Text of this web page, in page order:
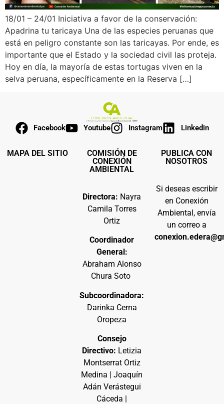
18/01 – 24/01 Iniciativa a favor de la conservación:
Apadrina tu taricaya Una de las especies peruanas que
está en peligro constante son las taricayas. Por ende, es
importante que el Estado y la sociedad civil las proteja.
Hoy en día, la mayoría de estas tortugas viven en la
selva peruana, específicamente en la Reserva […]
Facebook Youtube Instagram Linkedin
MAPA DEL SITIO
COMISIÓN DE
CONEXIÓN
AMBIENTAL
Directora: Nayra
Camila Torres
Ortiz
Coordinador
General:
Abraham Alonso
Chura Soto
Subcoordinadora:
Darinka Cerna
Oropeza
Consejo
Directivo: Letizia
Montserrat Ortiz
Medina | Joaquín
Adán Verástegui
Cáceda |
PUBLICA CON
NOSOTROS
Si deseas escribir
en Conexión
Ambiental, envía
un correo a